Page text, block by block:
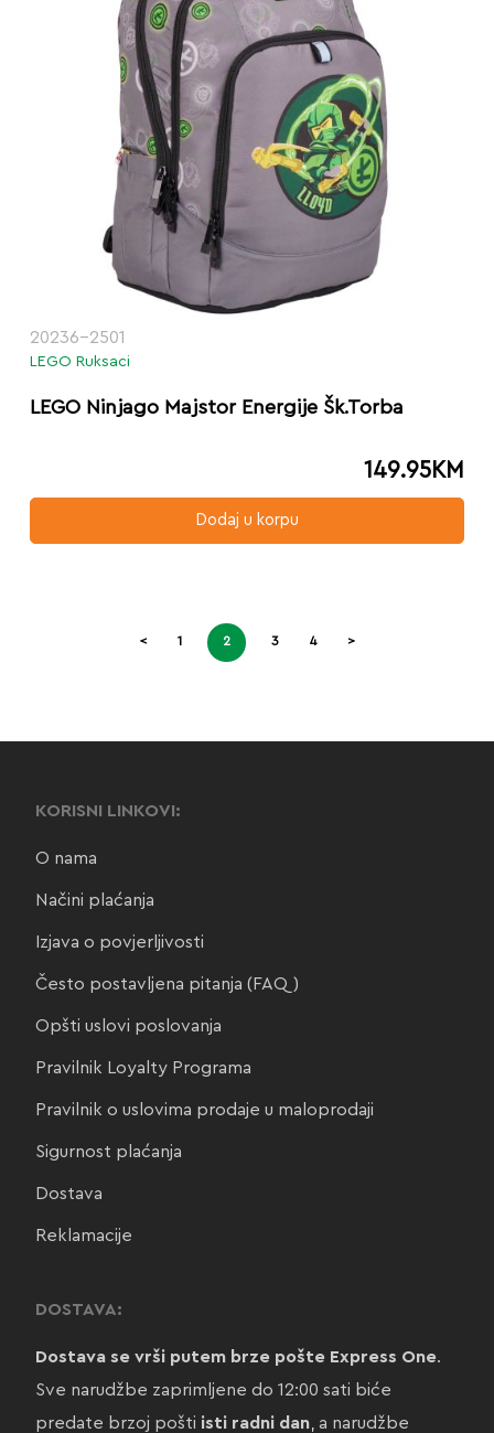
20236-2501
LEGO Ruksaci
LEGO Ninjago Majstor Energije Šk.Torba
149.95KM
Dodaj u korpu
< 1 2 3 4 >
KORISNI LINKOVI:
O nama
Načini plaćanja
Izjava o povjerljivosti
Često postavljena pitanja (FAQ)
Opšti uslovi poslovanja
Pravilnik Loyalty Programa
Pravilnik o uslovima prodaje u maloprodaji
Sigurnost plaćanja
Dostava
Reklamacije
DOSTAVA:
Dostava se vrši putem brze pošte Express One.
Sve narudžbe zaprimljene do 12:00 sati biće
predate brzoj pošti isti radni dan, a narudžbe